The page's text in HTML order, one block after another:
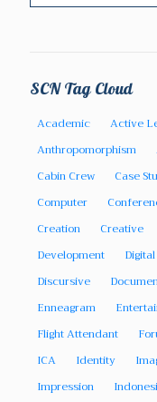
SCN Tag Cloud
Academic Active
Anthropomorphism
Cabin Crew
Case
Computer
Creation
Creative
Development
Discursive
Enneagram
Flight Attendant
ICA
Identity
Impression